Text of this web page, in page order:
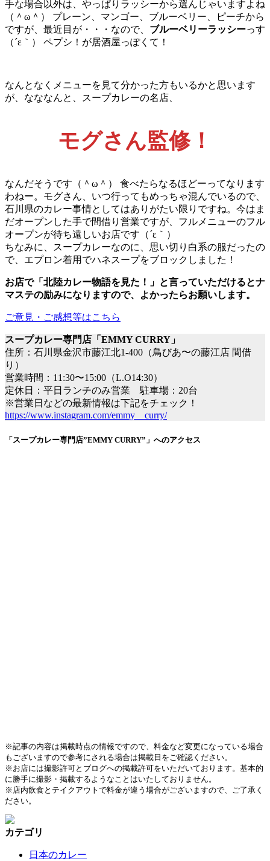
手な場合以外は、やっぱりラッシーから選んじゃいますよね
（＾ω＾） プレーン、マンゴー、ブルーベリー、ピーチから
ですが、最近目が・・・なので、 ブルーベリーラッシーっす
（´ε｀） ペプシ！が居酒屋っぽくて！
なんとなくメニューを見て分かった方もいるかと思います
が、なななんと、スープカレーの名店、
モグさん監修！
なんだそうです（＾ω＾） 食べたらなるほどーってなります
わねー。モグさん、いつ行ってもめっちゃ混んでいるので、
石川県のカレー事情としてはありがたい限りですね。今はま
だオープンした手で間借り営業ですが、フルメニューのフル
オープンが待ち遠しいお店です（´ε｀）
ちなみに、スープカレーなのに、思い切り白系の服だったの
で、エプロン着用でハネスープをブロックしました！
お店で「北陸カレー物語を見た！ 」 と言っていただけるとナ
マステの励みになりますので、よかったらお願いします。
ご意見・ご感想等はこちら
スープカレー専門店「EMMY CURRY」
住所：石川県金沢市藤江北1-400（鳥びあ〜の藤江店 間借
り）
営業時間：11:30〜15:00（L.O14:30）
定休日：平日ランチのみ営業 駐車場：20台
※営業日などの最新情報は下記をチェック！
https://www.instagram.com/emmy__curry/
「スープカレー専門店”EMMY CURRY”」へのアクセス
※記事の内容は掲載時点の情報ですので、料金など変更になっている場合
もございますので参考にされる場合は掲載日をご確認ください。
※お店には撮影許可とブログへの掲載許可をいただいております。基本的
に勝手に撮影・掲載するようなことはいたしておりません。
※店内飲食とテイクアウトで料金が違う場合がございますので、ご了承く
ださい。
カテゴリ
日本のカレー